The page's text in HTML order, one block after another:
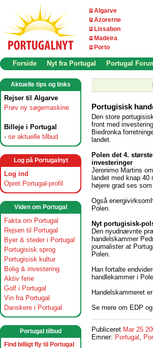
Algarve
Azorerne
Lissabon
Madeira
Porto
Forside Nyt fra Portugal Portugal
Aktuelle tips og links
Rejser til Algarve
Prøv ny søgemaskine
Billeje i Portugal
- se aktuelle tilbud
Log på Portugalnyt
Log ind
Opret Portugal-profil
Viden om Portugal
Fakta om Portugal
Rejsen til Portugal
Byer & steder i Portugal
Portugisisk sprog
Portugisisk kultur
Bolig & investering
Aktiv ferie
Golf i Portugal
Vin fra Portugal
Danskere i Portugal
Portugal tilbud
Find billigt fly til Portugal
Portugisisk
Den store
front med
Biedronka
landet.
Polen det 4.
investeringer
Jeronimo Martins
landet med knap 40
højere grad ses
Også
Polen.
Nyt portugisisk-
Den nyudnævnte
handelskammer
journalister at
Polen.
Han fortalte
handlekammer i
Handelskammeret
Se mere om EDP
Publiceret Mar 25
Emner: Portugal ,